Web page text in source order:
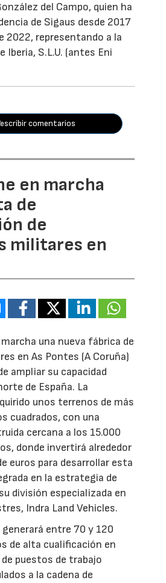
del Campo, quien ha
de Sigaus desde 2017
2022, representando a la
Iberia, S.L.U. (antes Eni
comentarios
en marcha
de
de
militares en
una nueva fábrica de
en As Pontes (A Coruña)
ampliar su capacidad
de España. La
unos terrenos de más
cuadrados, con una
cercana a los 15.000
donde invertirá alrededor
euros para desarrollar esta
en la estrategia de
división especializada en
Indra Land Vehicles.
entre 70 y 120
de alta cualificación en
puestos de trabajo
a la cadena de